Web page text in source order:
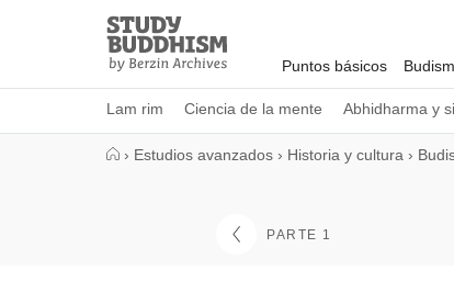
Study
Buddhism
Home
Puntos básicos
Lam rim Ciencia de la mente Abhidharma y
› Estudios avanzados › Historia y cultura ›
PARTE 1